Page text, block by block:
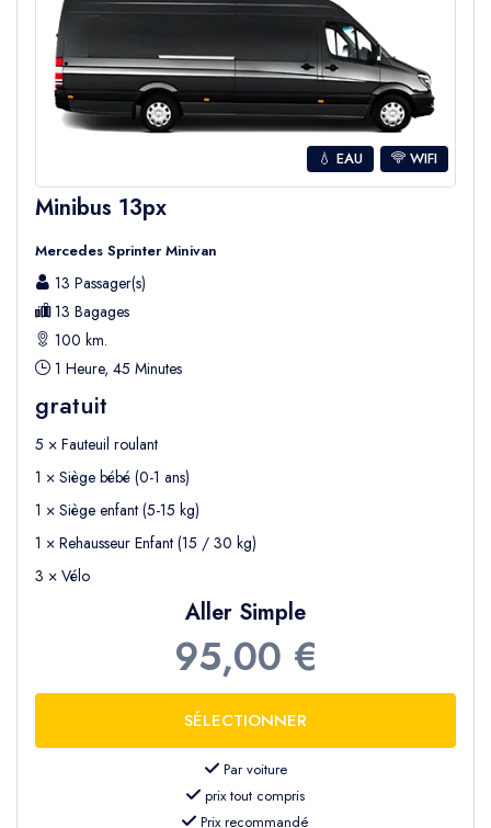
💧 EAU WIFI
Minibus 13px
Mercedes Sprinter Minivan
13 Passager(s)
13 Bagages
100 km.
1 Heure, 45 Minutes
gratuit
5 × Fauteuil roulant
1 × Siège bébé (0-1 ans)
1 × Siège enfant (5-15 kg)
1 × Rehausseur Enfant (15 / 30 kg)
3 × Vélo
Aller Simple
95,00 €
Par voiture
prix tout compris
Prix recommandé